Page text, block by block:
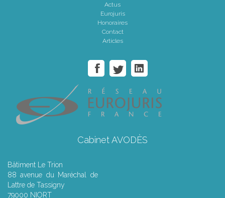
Actus
Eurojuris
Honoraires
Contact
Articles
Cabinet AVODÈS
Bâtiment Le Trion
88 avenue du Maréchal de
Lattre de Tassigny
79000 NIORT